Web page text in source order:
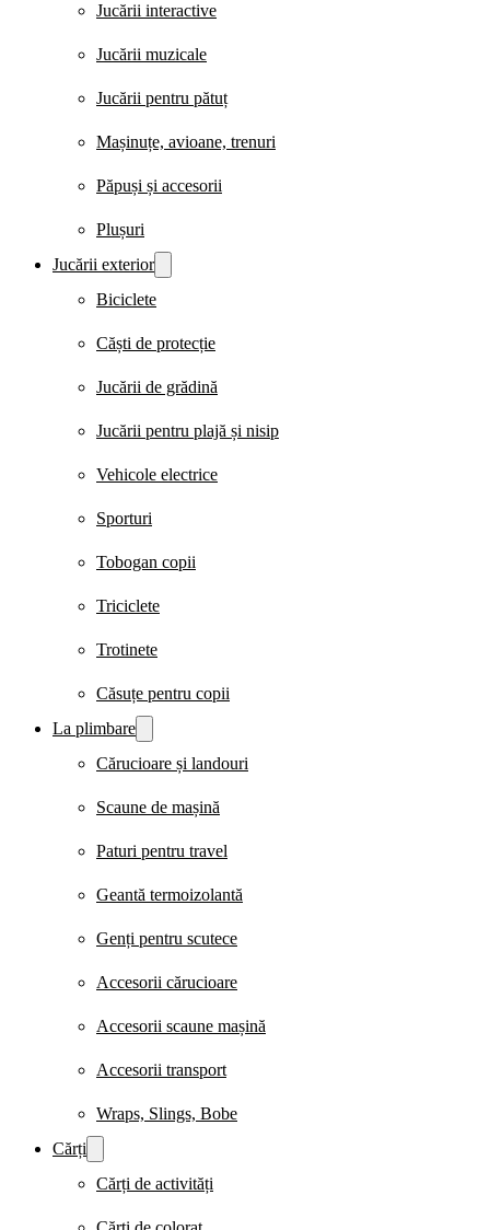
Jucării interactive
Jucării muzicale
Jucării pentru pătuț
Mașinuțe, avioane, trenuri
Păpuși și accesorii
Plușuri
Jucării exterior
Biciclete
Căști de protecție
Jucării de grădină
Jucării pentru plajă și nisip
Vehicole electrice
Sporturi
Tobogan copii
Triciclete
Trotinete
Căsuțe pentru copii
La plimbare
Cărucioare și landouri
Scaune de mașină
Paturi pentru travel
Geantă termoizolantă
Genți pentru scutece
Accesorii cărucioare
Accesorii scaune mașină
Accesorii transport
Wraps, Slings, Bobe
Cărți
Cărți de activități